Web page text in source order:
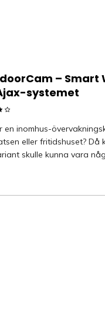
– Smart
systemet
en inomhus-
eller fritidshuset? Då
skulle kunna vara